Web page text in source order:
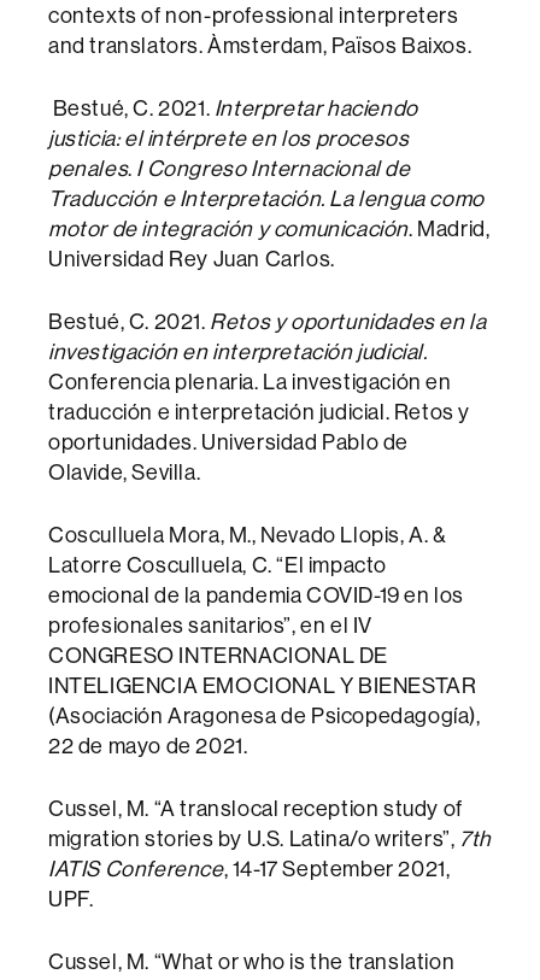
contexts of non-professional interpreters
and translators. Àmsterdam, Països Baixos.
Bestué, C. 2021. Interpretar haciendo
justicia: el intérprete en los procesos
penales. I Congreso Internacional de
Traducción e Interpretación. La lengua como
motor de integración y comunicación. Madrid,
Universidad Rey Juan Carlos.
Bestué, C. 2021. Retos y oportunidades en la
investigación en interpretación judicial.
Conferencia plenaria. La investigación en
traducción e interpretación judicial. Retos y
oportunidades. Universidad Pablo de
Olavide, Sevilla.
Cosculluela Mora, M., Nevado Llopis, A. &
Latorre Cosculluela, C. “El impacto
emocional de la pandemia COVID-19 en los
profesionales sanitarios”, en el IV
CONGRESO INTERNACIONAL DE
INTELIGENCIA EMOCIONAL Y BIENESTAR
(Asociación Aragonesa de Psicopedagogía),
22 de mayo de 2021.
Cussel, M. “A translocal reception study of
migration stories by U.S. Latina/o writers”, 7th
IATIS Conference, 14-17 September 2021,
UPF.
Cussel, M. “What or who is the translation